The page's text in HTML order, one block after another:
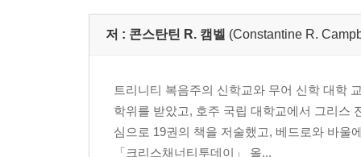
III. 저작 장소와 연대
V. 주제
A. 그리스도와의 연합
저 : 콘스탄틴 R. 캠벨 (Constantine R.
트리니티 복음주의 신학교와 무어 신학 대학
학위를 받았고, 호주 국립 대학교에서 그리스
심으로 19권의 책을 저술했고, 베드로와 바울
「크리스채너티투데이」 올...